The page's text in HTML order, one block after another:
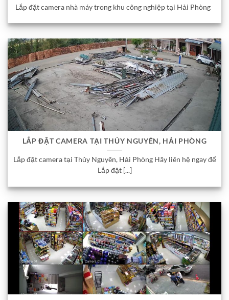
Lắp đặt camera nhà máy trong khu công nghiệp tại Hải Phòng
LẮP ĐẶT CAMERA TẠI THỦY NGUYÊN, HẢI PHÒNG
Lắp đặt camera tại Thủy Nguyên, Hải Phòng Hãy liên hệ ngay để
Lắp đặt [...]